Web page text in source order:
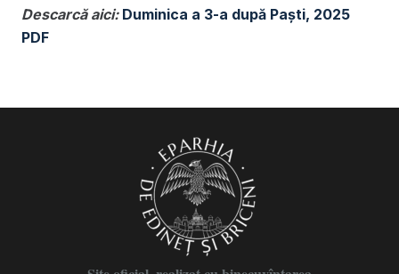
Descarcă aici: Duminica a 3-a după Paști, 2025
PDF